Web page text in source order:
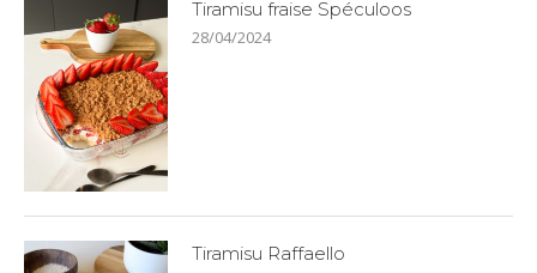
Tiramisu fraise Spéculoos
28/04/2024
Tiramisu Raffaello